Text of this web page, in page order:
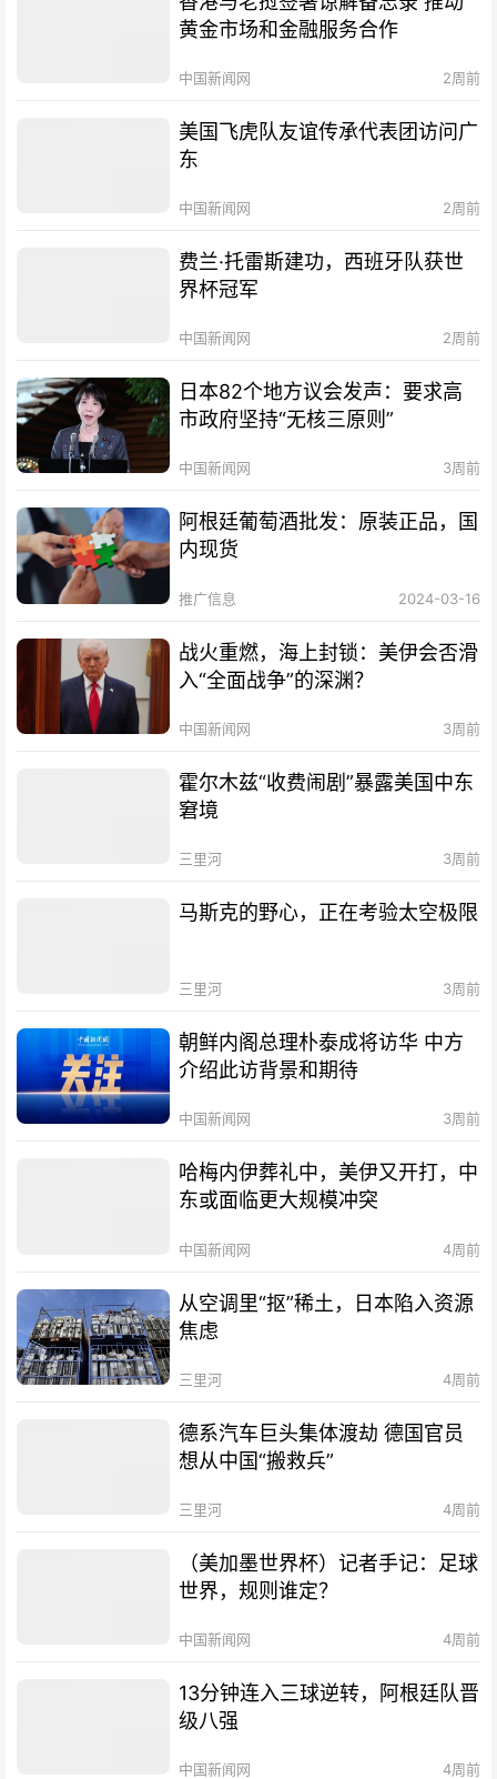
黄金市场和金融服务合作
中国新闻网 2周前
美国飞虎队友谊传承代表团访问广
东
中国新闻网 2周前
费兰·托雷斯建功，西班牙队获世
界杯冠军
中国新闻网 2周前
日本82个地方议会发声：要求高
市政府坚持“无核三原则”
中国新闻网 3周前
阿根廷葡萄酒批发：原装正品，国
内现货
推广信息 2024-03-16
战火重燃，海上封锁：美伊会否滑
入“全面战争”的深渊？
中国新闻网 3周前
霍尔木兹“收费闹剧”暴露美国中东
窘境
三里河 3周前
马斯克的野心，正在考验太空极限
三里河 3周前
朝鲜内阁总理朴泰成将访华 中方
介绍此访背景和期待
中国新闻网 3周前
哈梅内伊葬礼中，美伊又开打，中
东或面临更大规模冲突
中国新闻网 4周前
从空调里“抠”稀土，日本陷入资源
焦虑
三里河 4周前
德系汽车巨头集体渡劫 德国官员
想从中国“搬救兵”
三里河 4周前
（美加墨世界杯）记者手记：足球
世界，规则谁定？
中国新闻网 4周前
13分钟连入三球逆转，阿根廷队晋
级八强
中国新闻网 4周前